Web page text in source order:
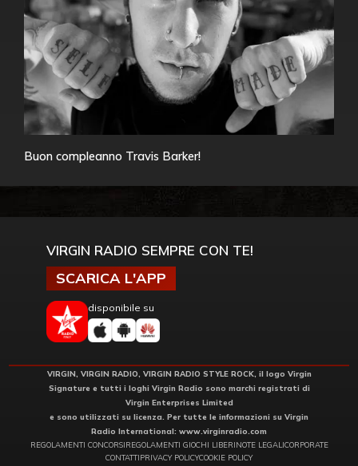
Buon compleanno Travis Barker!
VIRGIN RADIO SEMPRE CON TE!
SCARICA L'APP
disponibile su
VIRGIN, VIRGIN RADIO, VIRGIN RADIO STYLE ROCK, il logo Virgin
Signature e tutti i loghi Virgin Radio sono marchi registrati di
Virgin Enterprises Limited
e sono utilizzati su licenza. Per tutte le informazioni su Virgin
Radio International: www.virginradio.com
REGOLAMENTI CONCORSIREGOLAMENTI GIOCHI LIBERINOTE LEGALICORPORATE
CONTATTIPRIVACY POLICYCOOKIE POLICY